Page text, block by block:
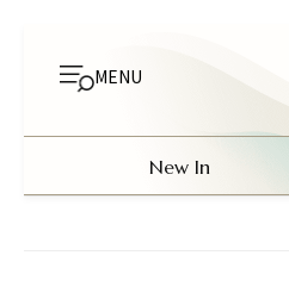
MENU
New In